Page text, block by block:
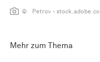
© Petrov -
Mehr zum Thema